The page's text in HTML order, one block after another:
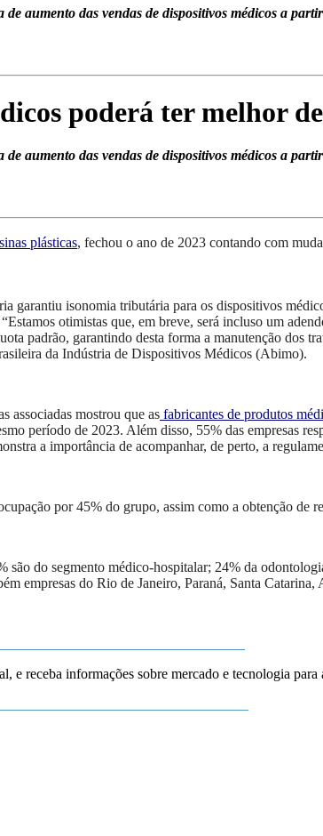
aumento das vendas de dispositivos médicos a
poderá ter melhor
aumento das vendas de dispositivos médicos a
plásticas, fechou o ano de 2023 contando com
garantiu isonomia tributária para os dispositivos
otimistas que, em breve, será incluso um
padrão, garantindo desta forma a manutenção dos
da Indústria de Dispositivos Médicos (Abimo).
associadas mostrou que as fabricantes de produtos
período de 2023. Além disso, 55% das empresas
a importância de acompanhar, de perto, a
por 45% do grupo, assim como a obtenção de
são do segmento médico-hospitalar; 24% da
empresas do Rio de Janeiro, Paraná, Santa
e receba informações sobre mercado e tecnologia para